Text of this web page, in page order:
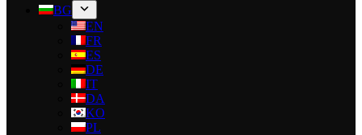
BG
EN
FR
ES
DE
IT
DA
KO
PL